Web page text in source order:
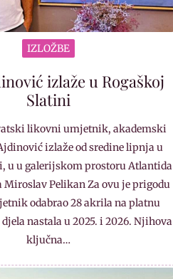
IZLOŽBE
izlaže u Rogaškoj
Slatini
likovni umjetnik, akademski
izlaže od sredine lipnja u
u u galerijskom prostoru Atlantida
Miroslav Pelikan Za ovu je prigodu
odabrao 28 akrila na platnu
nastala u 2025. i 2026. Njihova
ključna…